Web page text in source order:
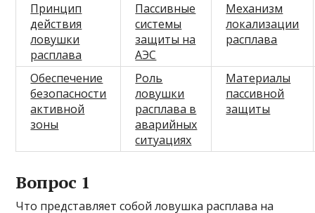
Принцип
действия
ловушки
расплава
Пассивные
системы
защиты на
АЭС
Механизм
локализации
расплава
Обеспечение
безопасности
активной
зоны
Роль
ловушки
расплава в
аварийных
ситуациях
Материалы
пассивной
защиты
Вопрос 1
Что представляет собой ловушка расплава на